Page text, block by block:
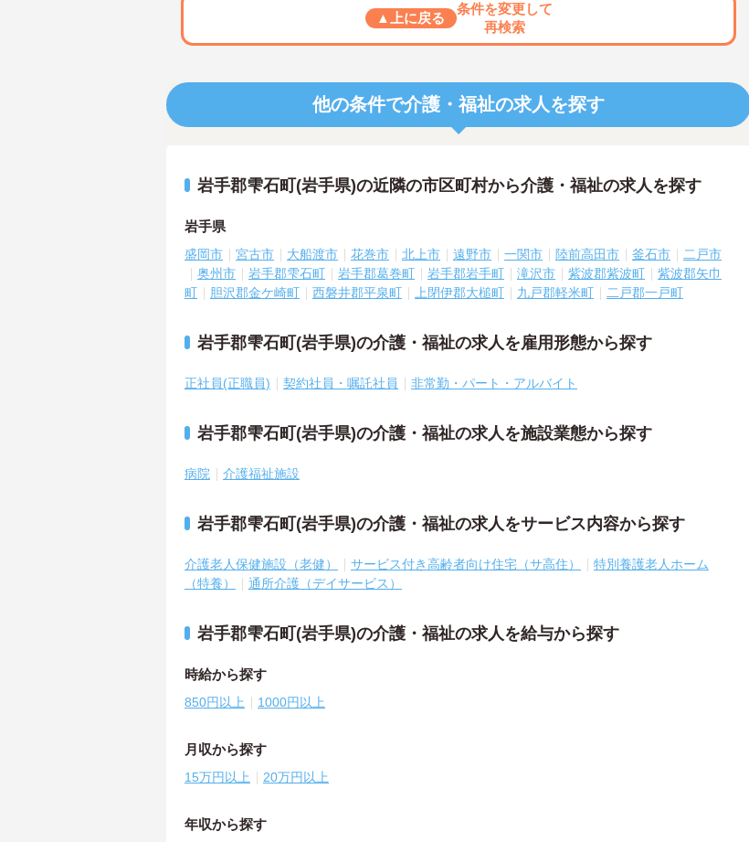
▲上に戻る
条件を変更して
再検索
他の条件で介護・福祉の求人を探す
岩手郡雫石町(岩手県)の近隣の市区町村から介護・福祉の求人を探す
岩手県
盛岡市 宮古市 大船渡市 花巻市 北上市 遠野市 一関市 陸前高田市 釜石市
二戸市
奥州市
岩手郡雫石町 岩手郡葛巻町 岩手郡岩手町 滝沢市 紫波郡紫波町
紫波郡矢巾
町
胆沢郡金ケ崎町 西磐井郡平泉町 上閉伊郡大槌町 九戸郡軽米町 二戸郡一戸町
岩手郡雫石町(岩手県)の介護・福祉の求人を雇用形態から探す
正社員(正職員) 契約社員・嘱託社員 非常勤・パート・アルバイト
岩手郡雫石町(岩手県)の介護・福祉の求人を施設業態から探す
病院 介護福祉施設
岩手郡雫石町(岩手県)の介護・福祉の求人をサービス内容から探す
介護老人保健施設（老健） サービス付き高齢者向け住宅（サ高住）
特別養護老人ホーム
（特養）
通所介護（デイサービス）
岩手郡雫石町(岩手県)の介護・福祉の求人を給与から探す
時給から探す
850円以上 1000円以上
月収から探す
15万円以上 20万円以上
年収から探す